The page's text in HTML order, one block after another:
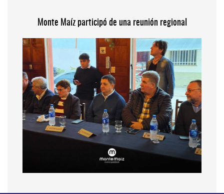
Monte Maíz participó de una reunión regional